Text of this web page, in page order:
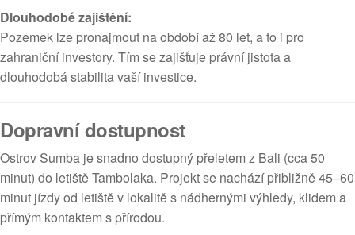
Dlouhodobé zajištění:
Pozemek lze pronajmout na období až 80 let, a to i pro
zahraniční investory. Tím se zajišťuje právní jistota a
dlouhodobá stabilita vaší investice.
Dopravní dostupnost
Ostrov Sumba je snadno dostupný přeletem z Bali (cca 50
minut) do letiště Tambolaka. Projekt se nachází přibližně 45–60
minut jízdy od letiště v lokalitě s nádhernými výhledy, klidem a
přímým kontaktem s přírodou.